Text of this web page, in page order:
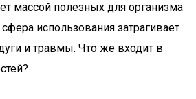
массой полезных для организма
использования затрагивает
и травмы. Что же входит в